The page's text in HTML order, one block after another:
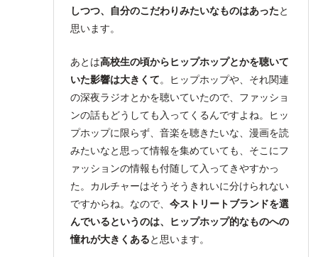
しつつ、自分のこだわりみたいなものはあったと
思います。
あとは高校生の頃からヒップホップとかを聴いて
いた影響は大きくて。ヒップホップや、それ関連
の深夜ラジオとかを聴いていたので、ファッショ
ンの話もどうしても入ってくるんですよね。ヒッ
プホップに限らず、音楽を聴きたいな、漫画を読
みたいなと思って情報を集めていても、そこにフ
ァッションの情報も付随して入ってきやすかっ
た。カルチャーはそうそうきれいに分けられない
ですからね。なので、 今ストリートブランドを選
んでいるというのは、ヒップホップ的なものへの
憧れが大きくあると思います。